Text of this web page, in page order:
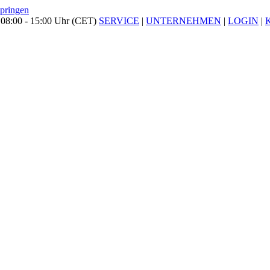
- 15:00 Uhr (CET) SERVICE | UNTERNEHMEN | LOGIN |